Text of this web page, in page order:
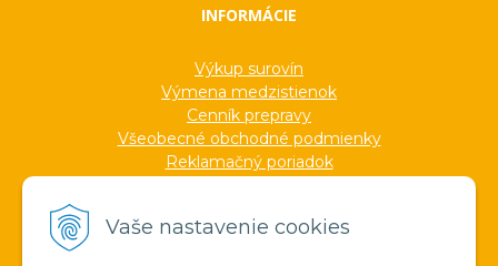
Vaše nastavenie cookies
INFORMÁCIE
Výkup surovín
Výmena medzistienok
Cenník prepravy
Všeobecné obchodné podmienky
Reklamačný poriadok
Formuláre